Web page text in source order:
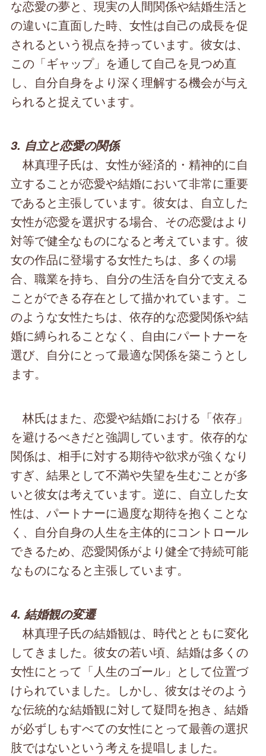
な恋愛の夢と、現実の人間関係や結婚生活と
の違いに直面した時、女性は自己の成長を促
されるという視点を持っています。彼女は、
この「ギャップ」を通して自己を見つめ直
し、自分自身をより深く理解する機会が与え
られると捉えています。
3. 自立と恋愛の関係
林真理子氏は、女性が経済的・精神的に自
立することが恋愛や結婚において非常に重要
であると主張しています。彼女は、自立した
女性が恋愛を選択する場合、その恋愛はより
対等で健全なものになると考えています。彼
女の作品に登場する女性たちは、多くの場
合、職業を持ち、自分の生活を自分で支える
ことができる存在として描かれています。こ
のような女性たちは、依存的な恋愛関係や結
婚に縛られることなく、自由にパートナーを
選び、自分にとって最適な関係を築こうとし
ます。
林氏はまた、恋愛や結婚における「依存」
を避けるべきだと強調しています。依存的な
関係は、相手に対する期待や欲求が強くなり
すぎ、結果として不満や失望を生むことが多
いと彼女は考えています。逆に、自立した女
性は、パートナーに過度な期待を抱くことな
く、自分自身の人生を主体的にコントロール
できるため、恋愛関係がより健全で持続可能
なものになると主張しています。
4. 結婚観の変遷
林真理子氏の結婚観は、時代とともに変化
してきました。彼女の若い頃、結婚は多くの
女性にとって「人生のゴール」として位置づ
けられていました。しかし、彼女はそのよう
な伝統的な結婚観に対して疑問を抱き、結婚
が必ずしもすべての女性にとって最善の選択
肢ではないという考えを提唱しました。